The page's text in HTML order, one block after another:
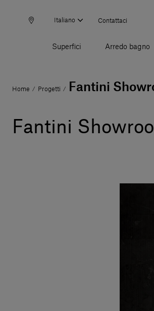
Italiano Contattaci
Superfici Arredo bagno
Home / Progetti / Fantini
Fantini